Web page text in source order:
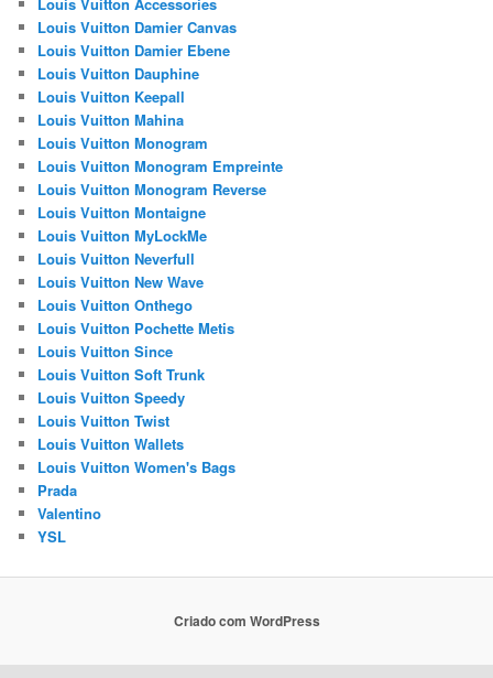
Louis Vuitton Damier Canvas
Louis Vuitton Damier Ebene
Louis Vuitton Dauphine
Louis Vuitton Keepall
Louis Vuitton Mahina
Louis Vuitton Monogram
Louis Vuitton Monogram Empreinte
Louis Vuitton Monogram Reverse
Louis Vuitton Montaigne
Louis Vuitton MyLockMe
Louis Vuitton Neverfull
Louis Vuitton New Wave
Louis Vuitton Onthego
Louis Vuitton Pochette Metis
Louis Vuitton Since
Louis Vuitton Soft Trunk
Louis Vuitton Speedy
Louis Vuitton Twist
Louis Vuitton Wallets
Louis Vuitton Women's Bags
Prada
Valentino
YSL
Criado com WordPress